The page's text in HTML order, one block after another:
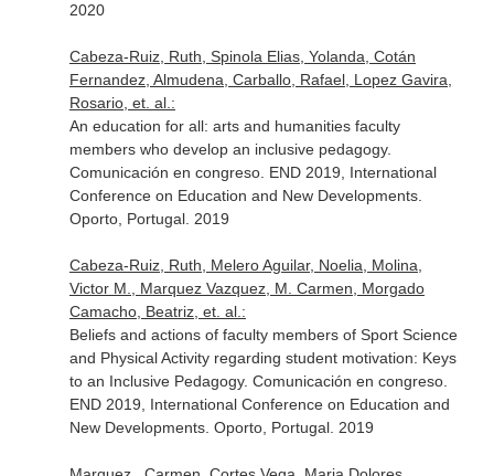
2020
Cabeza-Ruiz, Ruth, Spinola Elias, Yolanda, Cotán
Fernandez, Almudena, Carballo, Rafael, Lopez Gavira,
Rosario, et. al.:
An education for all: arts and humanities faculty
members who develop an inclusive pedagogy.
Comunicación en congreso. END 2019, International
Conference on Education and New Developments.
Oporto, Portugal. 2019
Cabeza-Ruiz, Ruth, Melero Aguilar, Noelia, Molina,
Victor M., Marquez Vazquez, M. Carmen, Morgado
Camacho, Beatriz, et. al.:
Beliefs and actions of faculty members of Sport Science
and Physical Activity regarding student motivation: Keys
to an Inclusive Pedagogy. Comunicación en congreso.
END 2019, International Conference on Education and
New Developments. Oporto, Portugal. 2019